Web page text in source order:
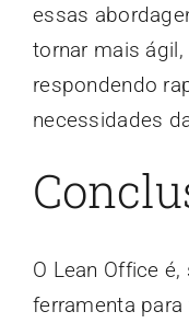
essas
tornar mais
respondendo
necessidades
O Lean Office
ferramenta